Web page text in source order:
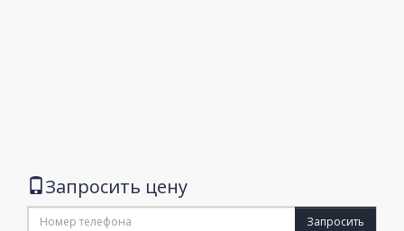
Запросить цену
Запросить